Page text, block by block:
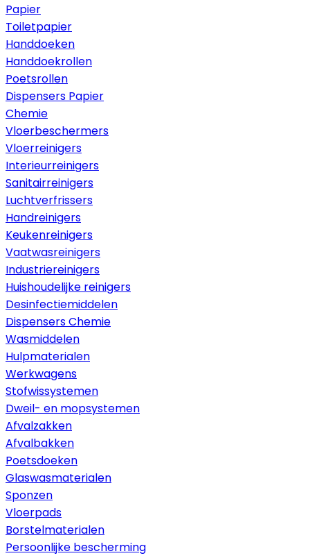
Papier
Toiletpapier
Handdoeken
Handdoekrollen
Poetsrollen
Dispensers Papier
Chemie
Vloerbeschermers
Vloerreinigers
Interieurreinigers
Sanitairreinigers
Luchtverfrissers
Handreinigers
Keukenreinigers
Vaatwasreinigers
Industriereinigers
Huishoudelijke reinigers
Desinfectiemiddelen
Dispensers Chemie
Wasmiddelen
Hulpmaterialen
Werkwagens
Stofwissystemen
Dweil- en mopsystemen
Afvalzakken
Afvalbakken
Poetsdoeken
Glaswasmaterialen
Sponzen
Vloerpads
Borstelmaterialen
Persoonlijke bescherming